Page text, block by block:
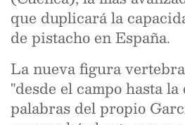
que duplicará la
de pistacho en España.
La nueva figura
"desde el campo hasta
palabras del propio